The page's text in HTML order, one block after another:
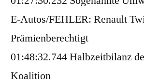
E-Autos/FEHLER: Renault
Prämienberechtigt
01:48:32.744 Halbzeitbilanz
Koalition